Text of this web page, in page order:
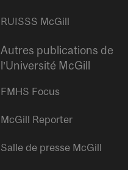
RUISSS McGill
Autres publications de
l’Université McGill
FMHS Focus
McGill Reporter
Salle de presse McGill